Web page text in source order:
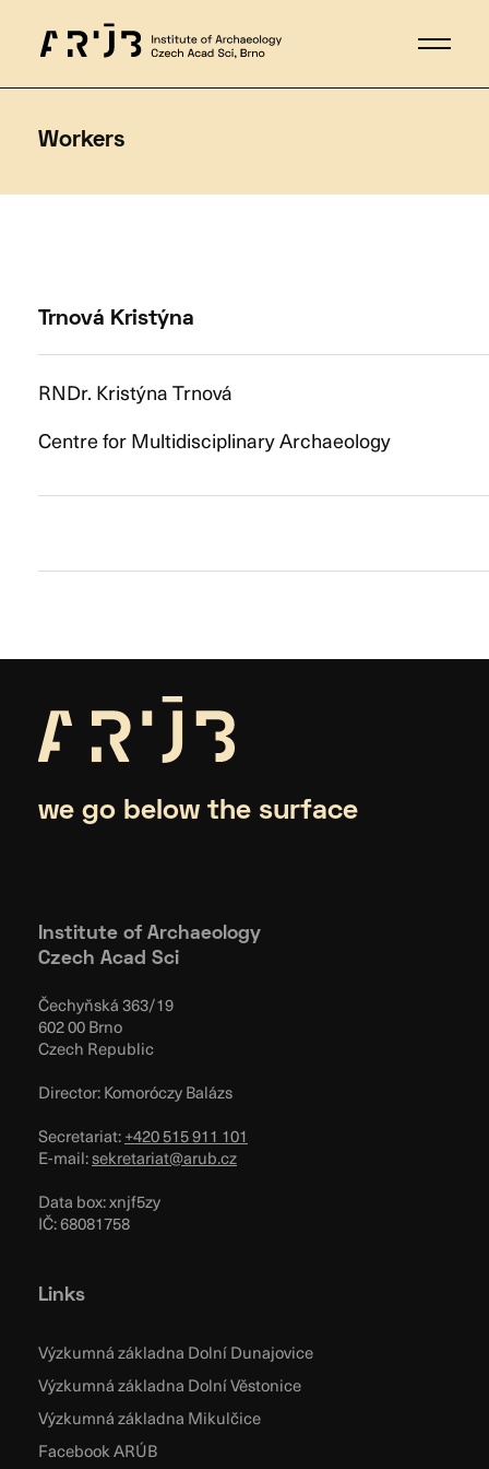
Workers
Trnová Kristýna
RNDr. Kristýna Trnová
Centre for Multidisciplinary Archaeology
we go below the surface
Institute of Archaeology
Czech Acad Sci
Čechyňská 363/19
602 00 Brno
Czech Republic
Director: Komoróczy Balázs
Secretariat:+420 515 911 101
E-mail:sekretariat@arub.cz
Data box: xnjf5zy
IČ: 68081758
Links
Výzkumná základna Dolní Dunajovice
Výzkumná základna Dolní Věstonice
Výzkumná základna Mikulčice
Facebook ARÚB